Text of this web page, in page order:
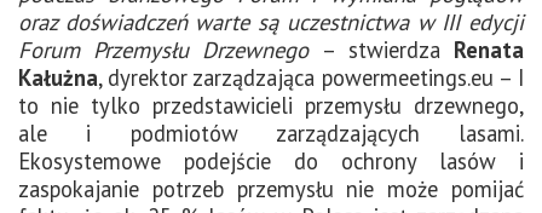
oraz doświadczeń warte są uczestnictwa w III edycji
Forum Przemysłu Drzewnego– stwierdza Renata
Kałużna, dyrektor zarządzająca powermeetings.eu – I
to nie tylko przedstawicieli przemysłu drzewnego,
ale i podmiotów zarządzających lasami.
Ekosystemowe podejście do ochrony lasów i
zaspokajanie potrzeb przemysłu nie może pomijać